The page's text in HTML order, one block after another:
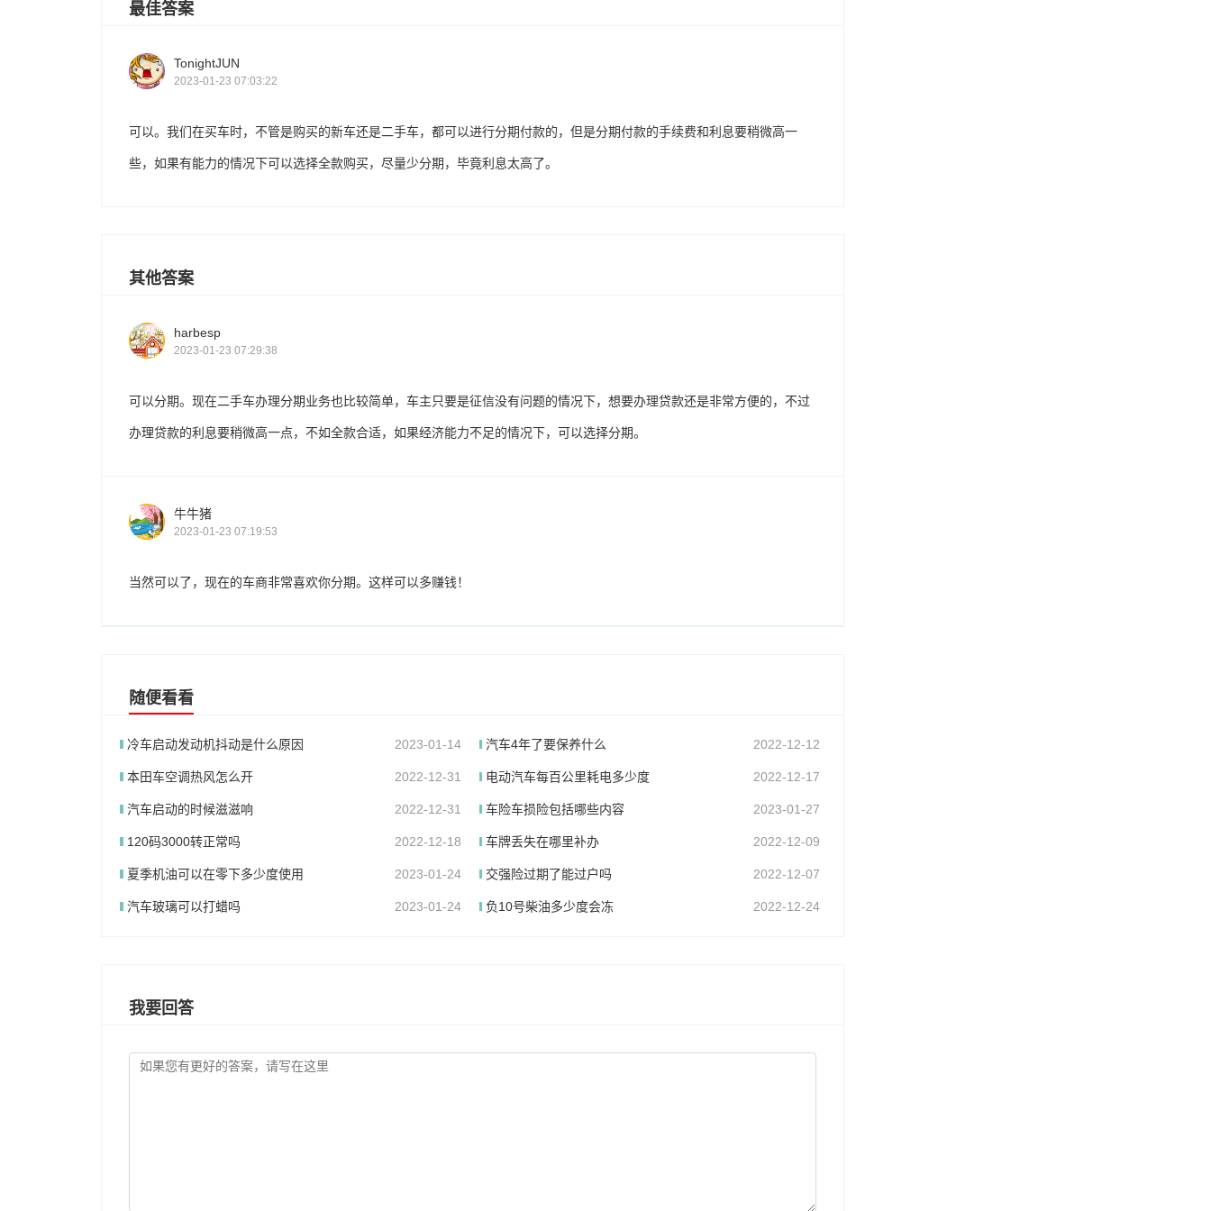
最佳答案
TonightJUN
2023-01-23 07:03:22
可以。我们在买车时，不管是购买的新车还是二手车，都可以进行分期付款的，但是分期付款的手续费和利息要稍微高一
些，如果有能力的情况下可以选择全款购买，尽量少分期，毕竟利息太高了。
其他答案
harbesp
2023-01-23 07:29:38
可以分期。现在二手车办理分期业务也比较简单，车主只要是征信没有问题的情况下，想要办理贷款还是非常方便的，不过
办理贷款的利息要稍微高一点，不如全款合适，如果经济能力不足的情况下，可以选择分期。
牛牛猪
2023-01-23 07:19:53
当然可以了，现在的车商非常喜欢你分期。这样可以多赚钱！
随便看看
冷车启动发动机抖动是什么原因 2023-01-14 汽车4年了要保养什么 2022-12-12
本田车空调热风怎么开 2022-12-31 电动汽车每百公里耗电多少度 2022-12-17
汽车启动的时候滋滋响 2022-12-31 车险车损险包括哪些内容 2023-01-27
120码3000转正常吗 2022-12-18 车牌丢失在哪里补办 2022-12-09
夏季机油可以在零下多少度使用 2023-01-24 交强险过期了能过户吗 2022-12-07
汽车玻璃可以打蜡吗 2023-01-24 负10号柴油多少度会冻 2022-12-24
我要回答